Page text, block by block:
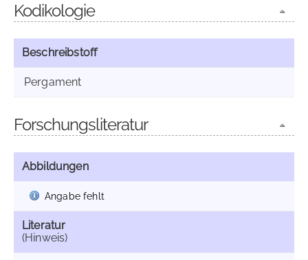
Kodikologie
Beschreibstoff
Pergament
Forschungsliteratur
Abbildungen
Angabe fehlt
Literatur
(Hinweis)